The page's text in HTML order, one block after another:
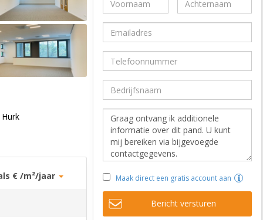
Hurk
€ /m²/jaar Maak direct een gratis account aan
Bericht versturen